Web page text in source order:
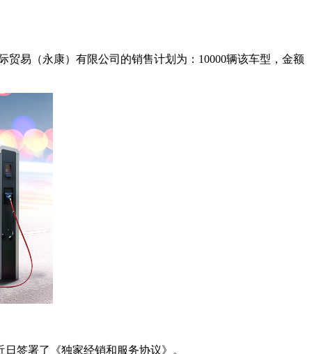
易（永康）有限公司的销售计划为：10000辆该车型，金额
签署了《独家经销和服务协议》。